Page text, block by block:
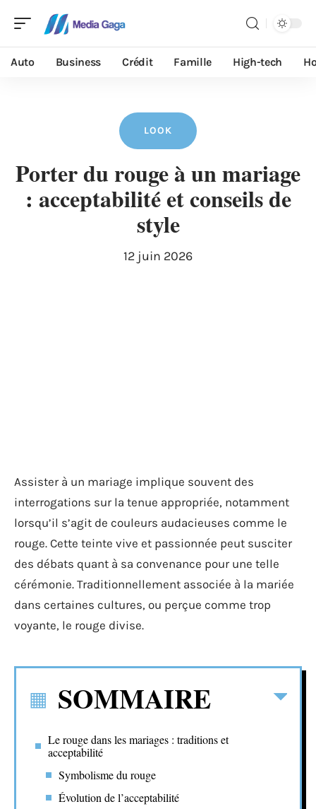
Auto Business Crédit Famille High-tech
LOOK
Porter du rouge à un mariage
: acceptabilité et conseils de
style
12 juin 2026
Assister à un mariage implique souvent des
interrogations sur la tenue appropriée, notamment
lorsqu’il s’agit de couleurs audacieuses comme le
rouge. Cette teinte vive et passionnée peut susciter
des débats quant à sa convenance pour une telle
cérémonie. Traditionnellement associée à la mariée
dans certaines cultures, ou perçue comme trop
voyante, le rouge divise.
SOMMAIRE
Le rouge dans les mariages : traditions et
acceptabilité
Symbolisme du rouge
Évolution de l’acceptabilité